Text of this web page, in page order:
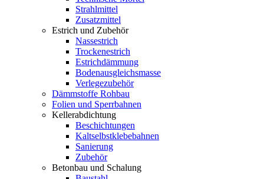
Strahlmittel
Zusatzmittel
Estrich und Zubehör
Nassestrich
Trockenestrich
Estrichdämmung
Bodenausgleichsmasse
Verlegezubehör
Dämmstoffe Rohbau
Folien und Sperrbahnen
Kellerabdichtung
Beschichtungen
Kaltselbstklebebahnen
Sanierung
Zubehör
Betonbau und Schalung